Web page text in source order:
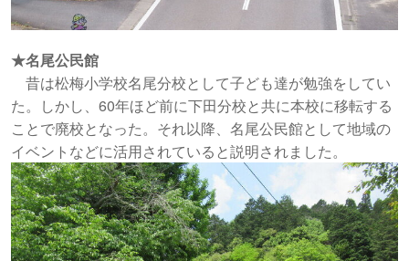
★名尾公民館
昔は松梅小学校名尾分校として子ども達が勉強をしてい
た。しかし、60年ほど前に下田分校と共に本校に移転する
ことで廃校となった。それ以降、名尾公民館として地域の
イベントなどに活用されていると説明されました。